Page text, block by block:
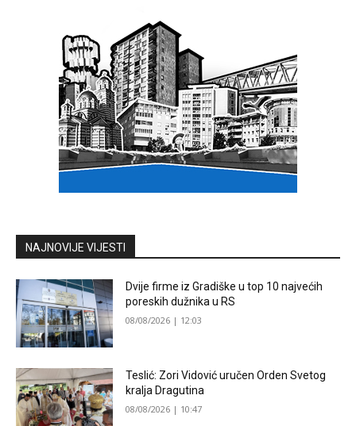
NAJNOVIJE VIJESTI
Dvije firme iz Gradiške u top 10 najvećih
poreskih dužnika u RS
08/08/2026 | 12:03
Teslić: Zori Vidović uručen Orden Svetog
kralja Dragutina
08/08/2026 | 10:47